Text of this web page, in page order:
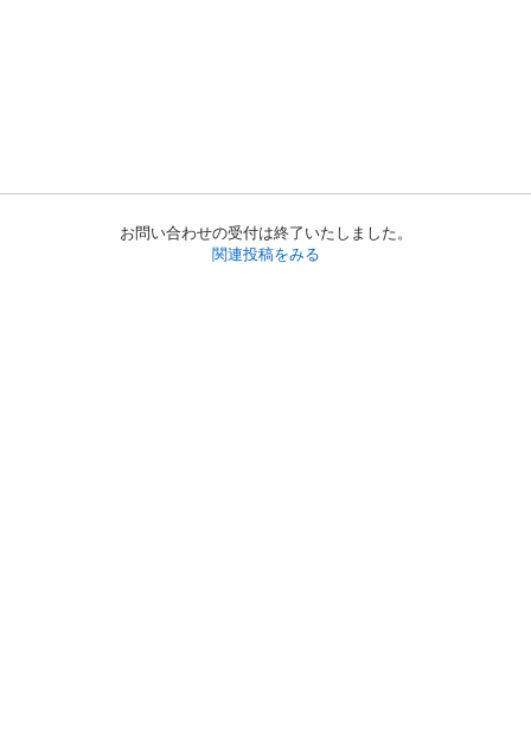
お問い合わせの受付は終了いたしました。
関連投稿をみる